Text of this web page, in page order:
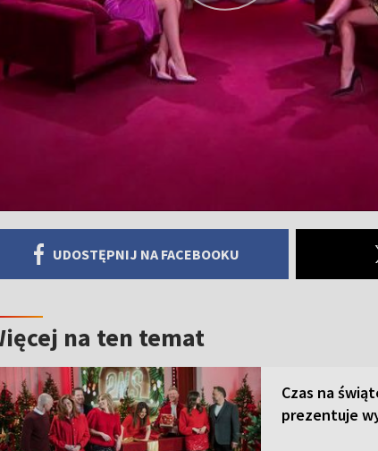
UDOSTĘPNIJ NA FACEBOOKU
na ten temat
Czas na
prezentuje